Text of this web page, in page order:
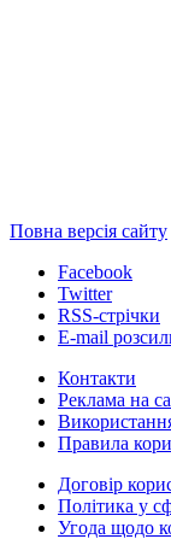
Повна версія сайту
Facebook
Twitter
RSS-стрічки
E-mail
Контакти
Реклама на
Правила
Договір
Політика у
Угода щодо